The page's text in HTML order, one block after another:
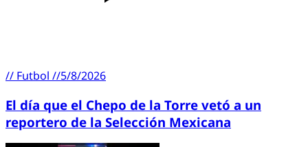
// Futbol //5/8/2026
El día que el Chepo de la Torre vetó a un
reportero de la Selección Mexicana